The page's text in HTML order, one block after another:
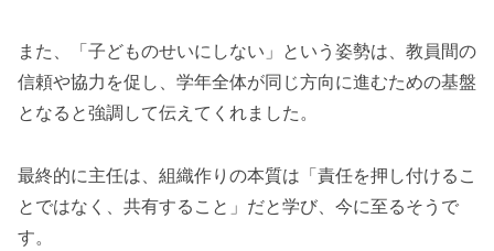
また、「子どものせいにしない」という姿勢は、教員間の
信頼や協力を促し、学年全体が同じ方向に進むための基盤
となると強調して伝えてくれました。
最終的に主任は、組織作りの本質は「責任を押し付けるこ
とではなく、共有すること」だと学び、今に至るそうで
す。